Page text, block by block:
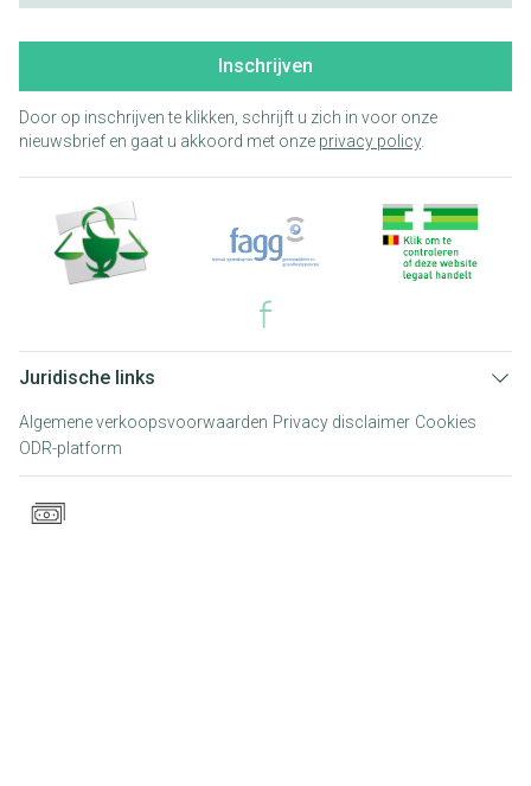
Inschrijven
Door op inschrijven te klikken, schrijft u zich in voor onze
nieuwsbrief en gaat u akkoord met onze privacy policy.
Juridische links
Algemene verkoopsvoorwaarden Privacy disclaimer Cookies
ODR-platform